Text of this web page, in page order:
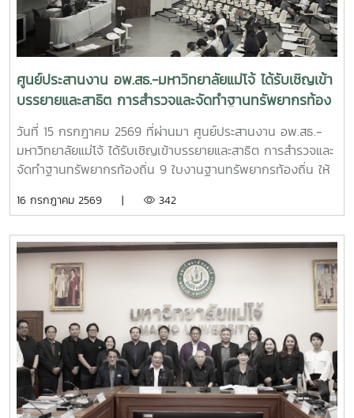
ศูนย์ประสานงาน อพ.สธ.-มหาวิทยาลัยแม่โจ้ ได้รับเชิญเข้า
บรรยายและสาธิต การสำรวจและจัดทำฐานทรัพยากรท้อง
ถิ่น 9 ใบงานฐานทรัพยากรท้องถิ่น
วันที่ 15 กรกฎาคม 2569 ที่ผ่านมา ศูนย์ประสานงาน อพ.สธ.-
มหาวิทยาลัยแม่โจ้ ได้รับเชิญเข้าบรรยายและสาธิต การสำรวจและ
จัดทำฐานทรัพยากรท้องถิ่น 9 ใบงานฐานทรัพยากรท้องถิ่น ให้
เพื่อให้นักศึกษาออกพื้นที่สำรวจได้อย่างมีประสิทธิภาพ และเข้าใจ
พัฒนาการท่องเที่ยว มหาวิทยาลัยแม่โจ้
16 กรกฎาคม 2569 | 342